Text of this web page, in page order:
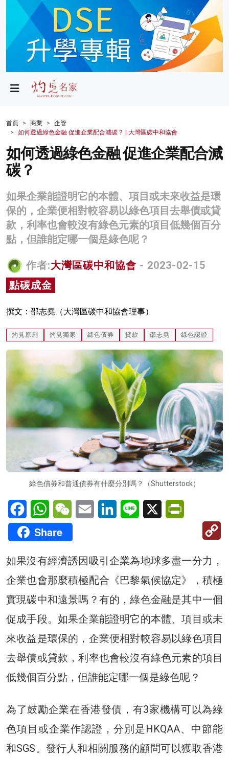
政局
財經
生活
健康
商業
科技
影片
名家榜
灼見活動
關於我們
首頁 商業
企管
如何透過綠色金融 促進企業配合減碳？ | 大灣區碳中和協會
如何透過綠色金融 促進企業配合減
碳？
如果企業能證明它的本體、項目或未來收益是環
保的，企業便相對較容易以綠色項目去舉債或貸
款，利率也會較沒有綠色元素的項目低幾個百分
點，但誰能定哪一個是綠色呢？
作者:大灣區碳中和協會 - 2023-02-15
點碳成金
撰文：邵志堯（大灣區碳中和協會理事）
灼見原創 灼見獨家 綠色債券 貸款 邵志堯 綠色認證
綠色債券和普通債券有什麼分別嗎？（Shutterstock）
FacebookWhatsAppWeChatEmail LinkedInLine X
Share
如果沒有經濟誘因吸引企業為地球多盡一分力，
企業也會那麼積極配合《巴黎氣候協定》，積極
實現碳中和遠景嗎？有的，綠色金融是其中一個
促成手段。如果企業能證明它的本體、項目或未
來收益是環保的，企業便相對較容易以綠色項目
去舉債或貸款，利率也會較沒有綠色元素的項目
低幾個百分點，但誰能定哪一個是綠色呢？
為了鼓勵企業在香港發債，有3家機構可以為綠
色項目或企業作認證，分別是HKQAA、中節能
和SGS。發行人和相關服務的顧問可以獲取香港